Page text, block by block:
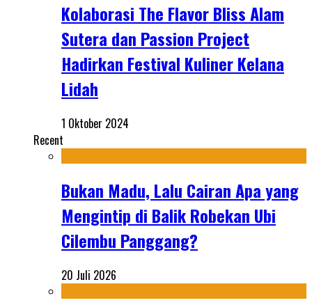
Kolaborasi The Flavor Bliss Alam
Sutera dan Passion Project
Hadirkan Festival Kuliner Kelana
Lidah
1 Oktober 2024
Recent
Bukan Madu, Lalu Cairan Apa yang
Mengintip di Balik Robekan Ubi
Cilembu Panggang?
20 Juli 2026